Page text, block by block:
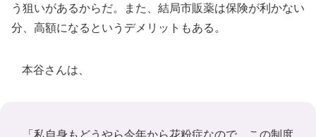
う狙いがあるからだ。また、結局市販薬は保険が利かない
分、高額になるというデメリットもある。
本谷さんは、
「私自身もどうやら今年から花粉症なので、この制度